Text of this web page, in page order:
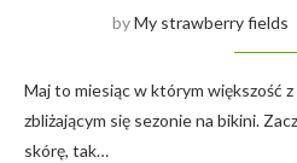
byMy strawberry fields
Maj to miesiąc w którym większość
zbliżającym się sezonie na bikini.
skórę, tak…